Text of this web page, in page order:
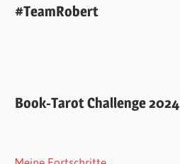
#TeamRobert
Book-Tarot Challenge 2024